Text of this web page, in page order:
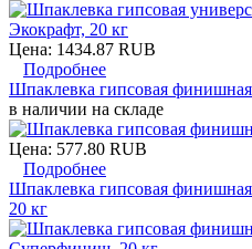
Цена: 1434.87 RUB
Подробнее
Шпаклевка гипсовая
в наличии на складе
Цена: 577.80 RUB
Подробнее
Шпаклевка гипсовая
20 кг